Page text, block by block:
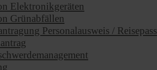
Elektronikgeräten
Grünabfällen
Personalausweis / Reisepass